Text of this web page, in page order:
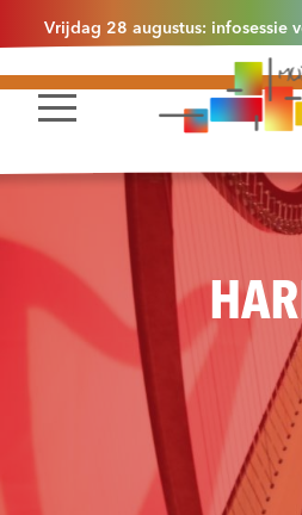
Vrijdag 28 augustus: infosessie
leerlingen 2.1 om